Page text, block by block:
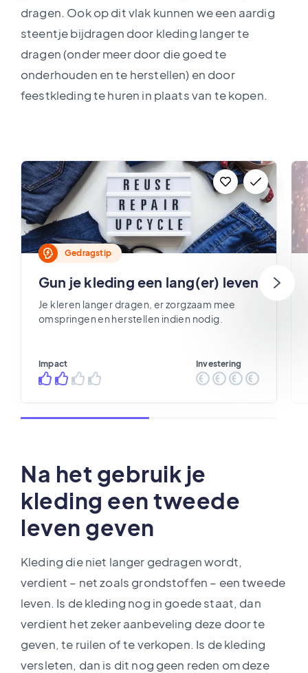
dragen. Ook op dit vlak kunnen we een aardig
steentje bijdragen door kleding langer te
dragen (onder meer door die goed te
onderhouden en te herstellen) en door
feestkleding te huren in plaats van te kopen.
Gedragstip
Gun je kleding een lang(er) leven
Je kleren langer dragen, er zorgzaam mee
omspringen en herstellen indien nodig.
Impact Investering
Na het gebruik je
kleding een tweede
leven geven
Kleding die niet langer gedragen wordt,
verdient – net zoals grondstoffen – een tweede
leven. Is de kleding nog in goede staat, dan
verdient het zeker aanbeveling deze door te
geven, te ruilen of te verkopen. Is de kleding
versleten, dan is dit nog geen reden om deze